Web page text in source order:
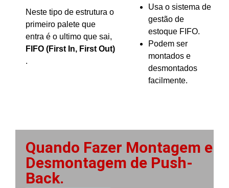
Neste tipo de estrutura o
primeiro palete que
entra é o ultimo que sai,
FIFO (First In, First Out)
.
Usa o sistema de
gestão de
estoque FIFO.
Podem ser
montados e
desmontados
facilmente.
Quando Fazer Montagem e
Desmontagem de Push-
Back.